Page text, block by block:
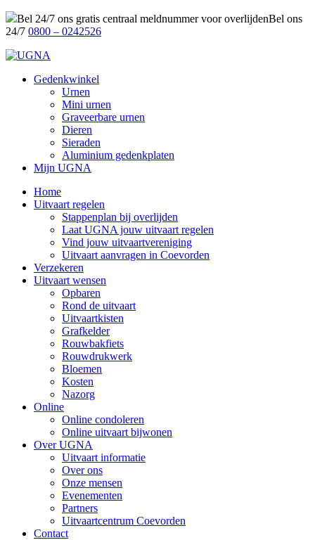
Bel 24/7 ons gratis centraal meldnummer voor overlijdenBel ons
24/7 0800 – 0242526
Gedenkwinkel
Urnen
Mini urnen
Graveerbare urnen
Dieren
Sieraden
Aluminium gedenkplaten
Mijn UGNA
Home
Uitvaart regelen
Stappenplan bij overlijden
Laat UGNA jouw uitvaart regelen
Vind jouw uitvaartvereniging
Uitvaart aanvragen in Coevorden
Verzekeren
Uitvaart wensen
Opbaren
Rond de uitvaart
Uitvaartkisten
Grafkelder
Rouwbakfiets
Rouwdrukwerk
Bloemen
Kosten
Nazorg
Online
Online condoleren
Online uitvaart bijwonen
Over UGNA
Uitvaart informatie
Over ons
Onze mensen
Evenementen
Partners
Uitvaartcentrum Coevorden
Contact